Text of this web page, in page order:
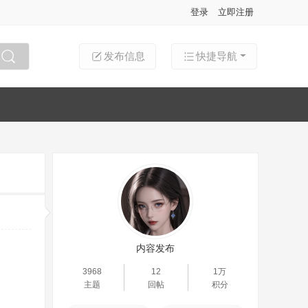
登录 立即注册
快捷导航
发布信息
内容发布
3968
主题
12
回帖
1万
积分